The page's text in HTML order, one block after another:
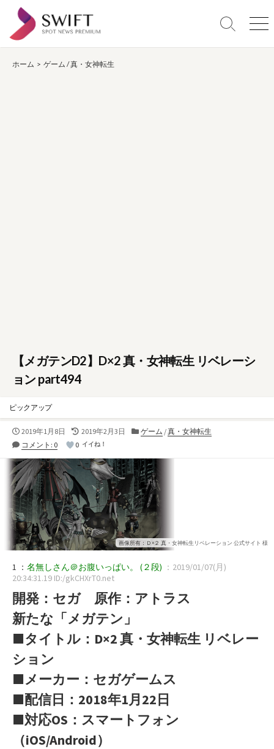
テ
検
メ
ホーム > ゲーム /真・女神転生
【メガテンD2】D×2 真・女神転生 リベレーシ
ョン part494
ピックアップ
公
開
2019年1月8日
最
終
新
2019年2月3日
カ
リ
ー
ゲーム /真・女神転生
コメント: 0
0 イイね！
画像所有：Ｄ×２ 真・女神転生リベレーション 公式サイト 様
1 ： 名無しさん＠お腹いっぱい。 (２段) ：2019/01/07(月)
20:34:31.19 ID:/gkCHXrT0.net
開発：セガ 原作：アトラス
新たな「メガテン」
■タイトル：D×2 真・女神転生 リベレー
ション
■メーカー：セガゲームス
■配信日：2018年1月22日
■対応OS：スマートフォン
（iOS/Android）